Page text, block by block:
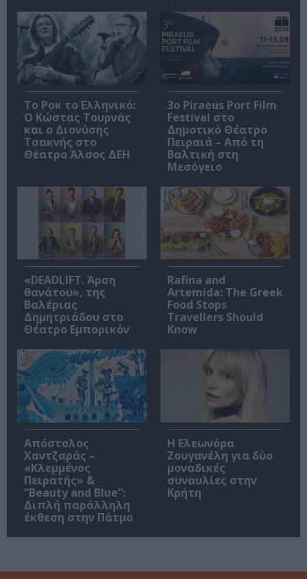
Το Ροκ το Ελληνικό:
Ο Κώστας Τουρνάς
και ο Διονύσης
Τσακνής στο
Θέατρο Άλσος ΔΕΗ
3o Piraeus Port Film
Festival στο
Δημοτικό Θέατρο
Πειραιά – Από τη
Βαλτική στη
Μεσόγειο
«DEADLIFT. Άρση
θανάτου», της
Βαλέριας
Δημητριάδου στο
Θέατρο Εμπορικόν
Rafina and
Artemida: The Greek
Food Stops
Travellers Should
Know
Απόστολος
Χαντζαράς –
«Κλεμμένος
Πειρατής» &
“Beauty and Blue”:
Διπλή παράλληλη
έκθεση στην Πάτμο
Η Ελεωνόρα
Ζουγανέλη για δύο
μοναδικές
συναυλίες στην
Κρήτη